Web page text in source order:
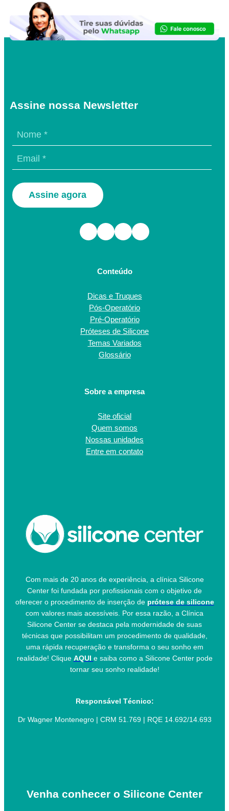
Assine nossa Newsletter
Assine agora
Facebook Instagram TikTok Youtube
Conteúdo
Dicas e Truques
Pós-Operatório
Pré-Operatório
Próteses de Silicone
Temas Variados
Glossário
Sobre a empresa
Site oficial
Quem somos
Nossas unidades
Entre em contato
Com mais de 20 anos de experiência, a clínica Silicone
Center foi fundada por profissionais com o objetivo de
oferecer o procedimento de inserção de prótese de silicone
com valores mais acessíveis. Por essa razão, a Clínica
Silicone Center se destaca pela modernidade de suas
técnicas que possibilitam um procedimento de qualidade,
uma rápida recuperação e transforma o seu sonho em
realidade! Clique AQUI e saiba como a Silicone Center pode
tornar seu sonho realidade!
Responsável Técnico:
Dr Wagner Montenegro | CRM 51.769 | RQE 14.692/14.693
Venha conhecer o Silicone Center